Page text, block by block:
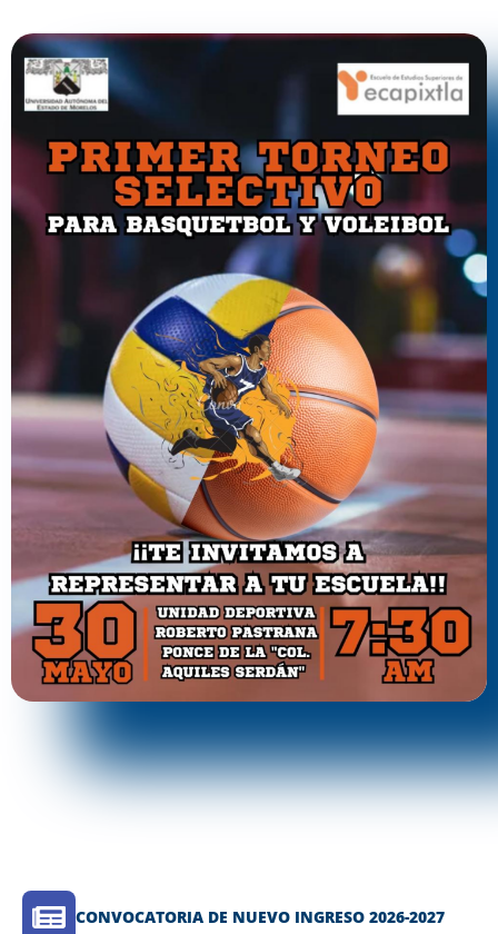
CONVOCATORIA DE NUEVO INGRESO 2026-2027